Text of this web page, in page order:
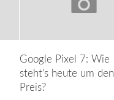
Google Pixel 7: Wie
steht’s heute um den
Preis?